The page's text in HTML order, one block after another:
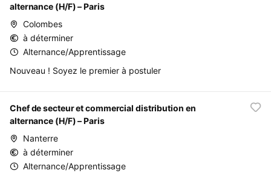
alternance (H/F) – Paris
Colombes
à déterminer
Alternance/Apprentissage
Nouveau ! Soyez le premier à postuler
Chef de secteur et commercial distribution en
alternance (H/F) – Paris
Nanterre
à déterminer
Alternance/Apprentissage